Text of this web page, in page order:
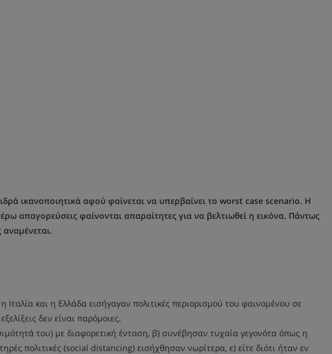
ικανοποιητικά αφού φαίνεται να υπερβαίνει το worst case scenario. Η
απαγορεύσεις φαίνονται απαραίτητες για να βελτιωθεί η εικόνα. Πάντως
Ιταλία και η Ελλάδα εισήγαγαν πολιτικές περιορισμού του φαινομένου σε
δεν είναι παρόμοιες.
του) με διαφορετική ένταση, β) συνέβησαν τυχαία γεγονότα όπως η
πολιτικές (social distancing) εισήχθησαν νωρίτερα, ε) είτε διότι ήταν εν